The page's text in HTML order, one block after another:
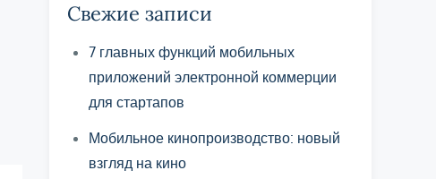
Свежие записи
7 главных функций мобильных
приложений электронной коммерции
для стартапов
Мобильное кинопроизводство: новый
взгляд на кино